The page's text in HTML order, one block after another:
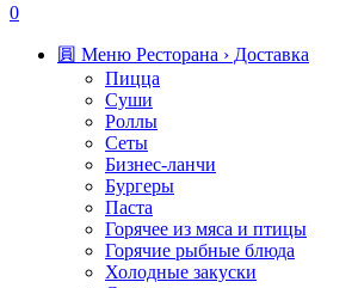
0
圓 Меню Ресторана › Доставка
Пицца
Суши
Роллы
Сеты
Бизнес-ланчи
Бургеры
Паста
Горячее из мяса и птицы
Горячие рыбные блюда
Холодные закуски